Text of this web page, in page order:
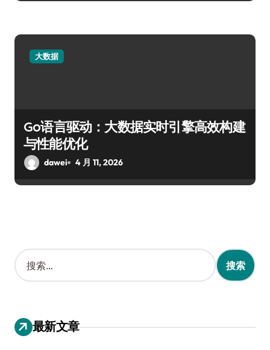
大数据
Go语言驱动：大数据实时引擎高效构建
与性能优化
dawei 4 月 11, 2026
搜
索
：
最新文章